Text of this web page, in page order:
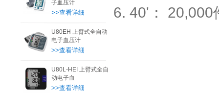
子血压计
>>查看详细
U80EH 上臂式全自动
电子血压计
>>查看详细
U80L-HEI 上臂式全自
动电子血
>>查看详细
6. 40'： 20,000